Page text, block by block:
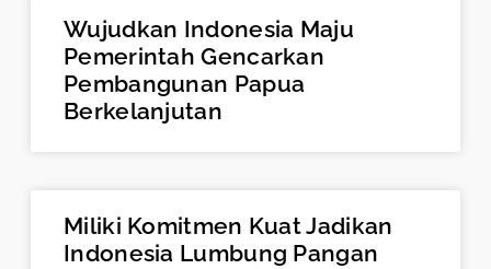
Wujudkan Indonesia Maju
Pemerintah Gencarkan
Pembangunan Papua
Berkelanjutan
Miliki Komitmen Kuat Jadikan
Indonesia Lumbung Pangan